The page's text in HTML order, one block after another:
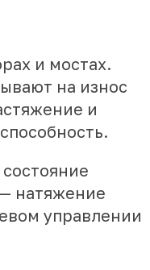
и мостах.
на износ
и
натяжение
управлении